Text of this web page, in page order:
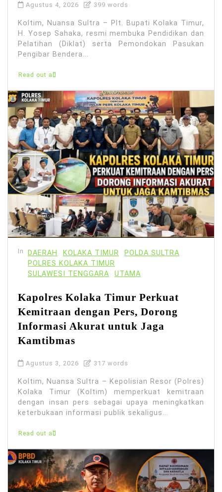
Agustus 4, 2026 399 words
Koltim, Nuansa Sultra – Plt. Bupati Kolaka Timur,
H. Yosep Sahaka, resmi membuka Pendidikan dan
Pelatihan (Diklat) serta Pemondokan Pasukan
Pengibar Bendera...
Read out all
In DAERAH KOLAKA TIMUR
POLDA SULTRA
POLRES KOLAKA TIMUR
SULAWESI TENGGARA
UTAMA
Kapolres Kolaka Timur Perkuat
Kemitraan dengan Pers, Dorong
Informasi Akurat untuk Jaga
Kamtibmas
Agustus 3, 2026 317 words
Koltim, Nuansa Sultra – Kepolisian Resor (Polres)
Kolaka Timur (Koltim) memperkuat kemitraan
dengan insan pers sebagai upaya meningkatkan
keterbukaan informasi publik sekaligus...
Read out all